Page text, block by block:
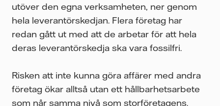
utöver den egna verksamheten, ner genom
hela leverantörskedjan. Flera företag har
redan gått ut med att de arbetar för att hela
deras leverantörskedja ska vara fossilfri.
Risken att inte kunna göra affärer med andra
företag ökar alltså utan ett hållbarhetsarbete
som når samma nivå som storföretagens.